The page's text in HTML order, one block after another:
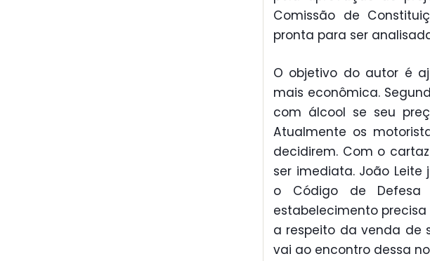
Comissão de
pronta para ser
O objetivo do autor é
mais econômica.
com álcool se seu
Atualmente os
decidirem. Com o
ser imediata. João
o Código de Defesa
estabelecimento
a respeito da venda de
vai ao encontro dessa